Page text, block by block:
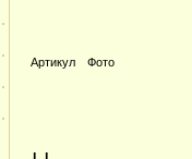
Артикул Фото